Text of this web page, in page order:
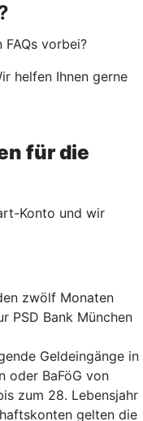
FAQs vorbei?
helfen Ihnen gerne
für die
Konto und wir
zwölf Monaten
PSD Bank München
Geldeingänge in
oder BaFöG von
zum 28. Lebensjahr
gelten die